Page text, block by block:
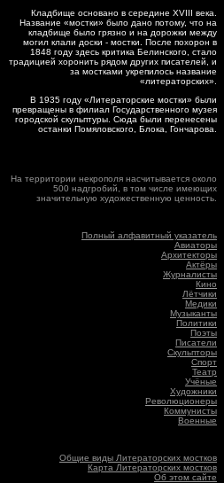
Кладбище основано в середине XVIII века.
Название «мостки» было дано потому, что на
кладбище было грязно и на дорожки между
могил клали доски - мостки. После похорон в
1848 году здесь критика Белинского, стало
традицией хоронить рядом других писателей, и
за мостками укрепилось название
«литераторских».
В 1935 году «Литераторские мостки» были
превращены в филиал Государственного музея
городской скульптуры. Сюда были перенесены
останки Помяловского, Блока, Гончарова.
На территории некрополя насчитывается около
500 надгробий, в том числе имеющих
значительную художественную ценность.
Полный алфавитный указатель
Авиаторы
Архитекторы
Актёры
Журналисты
Кино
Лётчики
Медики
Музыканты
Политики
Поэты
Писатели
Скульпторы
Спорт
Театр
Учёные
Художники
Революционеры
Коммунисты
Военные
Общие виды Литераторских мостков
Карта Литераторских мостков
Об этом сайте